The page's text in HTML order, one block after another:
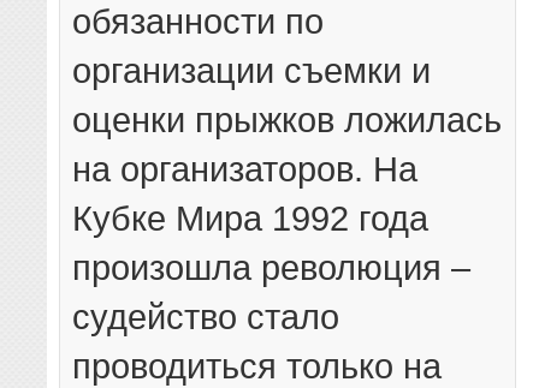
обязанности по
организации съемки и
оценки прыжков ложилась
на организаторов. На
Кубке Мира 1992 года
произошла революция –
судейство стало
проводиться только на